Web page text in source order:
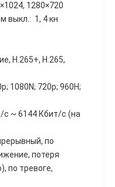
1280×720
выкл.: 1, 4 кн
H.265+, H.265,
1080N; 720p; 960H;
с ~ 6144 Кбит/с (на
по
потеря
по тревоге,